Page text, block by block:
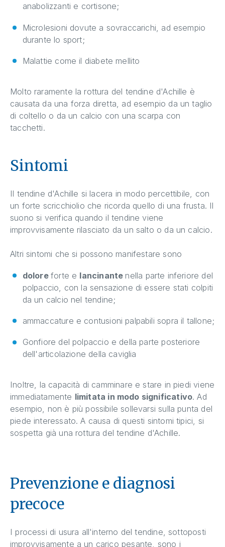
anabolizzanti e cortisone;
Microlesioni dovute a sovraccarichi, ad esempio
durante lo sport;
Malattie come il diabete mellito
Molto raramente la rottura del tendine d'Achille è
causata da una forza diretta, ad esempio da un taglio
di coltello o da un calcio con una scarpa con
tacchetti.
Sintomi
Il tendine d'Achille si lacera in modo percettibile, con
un forte scricchiolio che ricorda quello di una frusta. Il
suono si verifica quando il tendine viene
improvvisamente rilasciato da un salto o da un calcio.
Altri sintomi che si possono manifestare sono
dolore forte e lancinante nella parte inferiore del
polpaccio, con la sensazione di essere stati colpiti
da un calcio nel tendine;
ammaccature e contusioni palpabili sopra il tallone;
Gonfiore del polpaccio e della parte posteriore
dell'articolazione della caviglia
Inoltre, la capacità di camminare e stare in piedi viene
immediatamente limitata in modo significativo. Ad
esempio, non è più possibile sollevarsi sulla punta del
piede interessato. A causa di questi sintomi tipici, si
sospetta già una rottura del tendine d'Achille.
Prevenzione e diagnosi
precoce
I processi di usura all'interno del tendine, sottoposti
improvvisamente a un carico pesante, sono i